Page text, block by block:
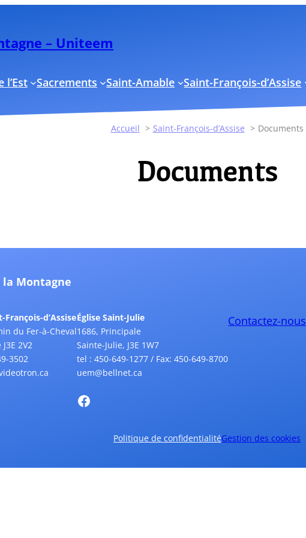
– Uniteem
l’Est Sacrements Saint-Amable Saint-François-d’Assise
Accueil Saint-François-d’Assise Documents
Documents
la Montagne
François-d’Assise
du Fer-à-Cheval
2V2
3502
Église Saint-Julie
1686, Principale
Sainte-Julie, J3E 1W7
tel : 450-649-1277 / Fax: 450-649-8700
uem@bellnet.ca
Contactez-nous
Politique de confidentialitéGestion des cookies